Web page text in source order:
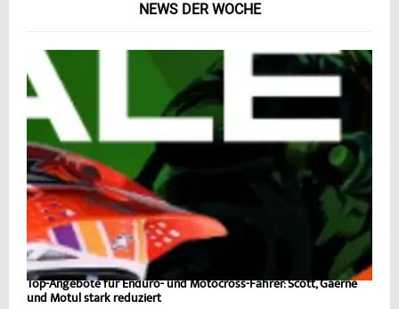
NEWS DER WOCHE
Top-Angebote für Enduro- und Motocross-Fahrer: Scott, Gaerne
und Motul stark reduziert